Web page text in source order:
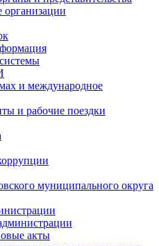
и международное
и рабочие поездки
муниципального округа
акты